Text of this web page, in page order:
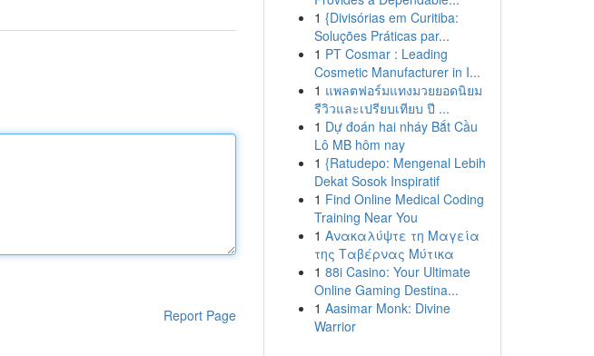
Report Page
1 {Divisórias em Curitiba:
Soluções Práticas par...
1 PT Cosmar : Leading
Cosmetic Manufacturer in I...
1 แพลตฟอร์มแทงมวยยอดนิยม
รีวิวและเปรียบเทียบ ปี ...
1 Dự đoán hai nháy Bắt Cầu
Lô MB hôm nay
1 {Ratudepo: Mengenal Lebih
Dekat Sosok Inspiratif
1 Find Online Medical Coding
Training Near You
1 Ανακαλύψτε τη Μαγεία
της Ταβέρνας Μύτικα
1 88i Casino: Your Ultimate
Online Gaming Destina...
1 Aasimar Monk: Divine
Warrior